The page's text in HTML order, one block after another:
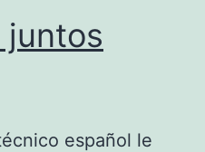
juntos
español le